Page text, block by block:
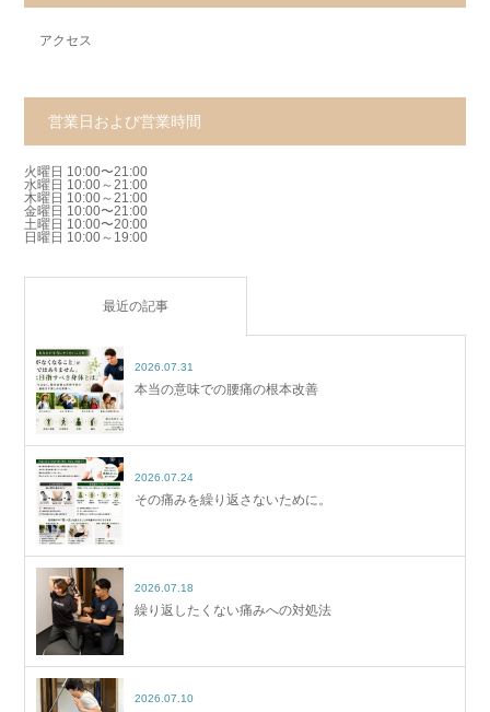
アクセス
営業日および営業時間
火曜日 10:00〜21:00
水曜日 10:00～21:00
木曜日 10:00～21:00
金曜日 10:00〜21:00
土曜日 10:00〜20:00
日曜日 10:00～19:00
最近の記事
2026.07.31
本当の意味での腰痛の根本改善
2026.07.24
その痛みを繰り返さないために。
2026.07.18
繰り返したくない痛みへの対処法
2026.07.10